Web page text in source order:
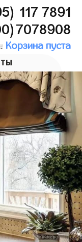
117 7891
Корзина пуста